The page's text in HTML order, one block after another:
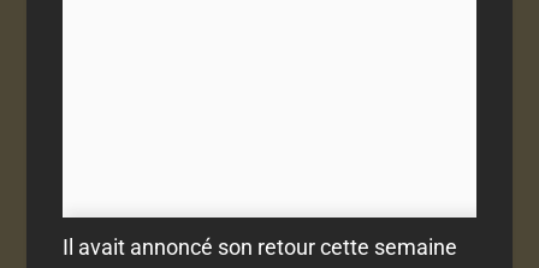
Il avait annoncé son retour cette semaine